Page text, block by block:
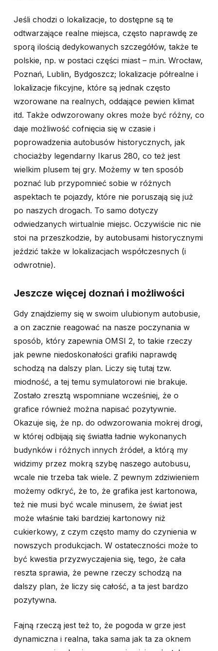
Jeśli chodzi o lokalizacje, to dostępne są te
odtwarzające realne miejsca, często naprawdę ze
sporą ilością dedykowanych szczegółów, także te
polskie, np. w postaci części miast – m.in. Wrocław,
Poznań, Lublin, Bydgoszcz; lokalizacje półrealne i
lokalizacje fikcyjne, które są jednak często
wzorowane na realnych, oddające pewien klimat
itd. Także odwzorowany okres może być różny, co
daje możliwość cofnięcia się w czasie i
poprowadzenia autobusów historycznych, jak
chociażby legendarny Ikarus 280, co też jest
wielkim plusem tej gry. Możemy w ten sposób
poznać lub przypomnieć sobie w różnych
aspektach te pojazdy, które nie poruszają się już
po naszych drogach. To samo dotyczy
odwiedzanych wirtualnie miejsc. Oczywiście nic nie
stoi na przeszkodzie, by autobusami historycznymi
jeździć także w lokalizacjach współczesnych (i
odwrotnie).
Jeszcze więcej doznań i możliwości
Gdy znajdziemy się w swoim ulubionym autobusie,
a on zacznie reagować na nasze poczynania w
sposób, który zapewnia OMSI 2, to takie rzeczy
jak pewne niedoskonałości grafiki naprawdę
schodzą na dalszy plan. Liczy się tutaj tzw.
miodność, a tej temu symulatorowi nie brakuje.
Zostało zresztą wspomniane wcześniej, że o
grafice również można napisać pozytywnie.
Okazuje się, że np. do odwzorowania mokrej drogi,
w której odbijają się światła ładnie wykonanych
budynków i różnych innych źródeł, a którą my
widzimy przez mokrą szybę naszego autobusu,
wcale nie trzeba tak wiele. Z pewnym zdziwieniem
możemy odkryć, że to, że grafika jest kartonowa,
też nie musi być wcale minusem, że świat jest
może właśnie taki bardziej kartonowy niż
cukierkowy, z czym często mamy do czynienia w
nowszych produkcjach. W ostateczności może to
być kwestia przyzwyczajenia się, tego, że cała
reszta sprawia, że pewne rzeczy schodzą na
dalszy plan, że liczy się całość, a ta jest bardzo
pozytywna.
Fajną rzeczą jest też to, że pogoda w grze jest
dynamiczna i realna, taka sama jak ta za oknem